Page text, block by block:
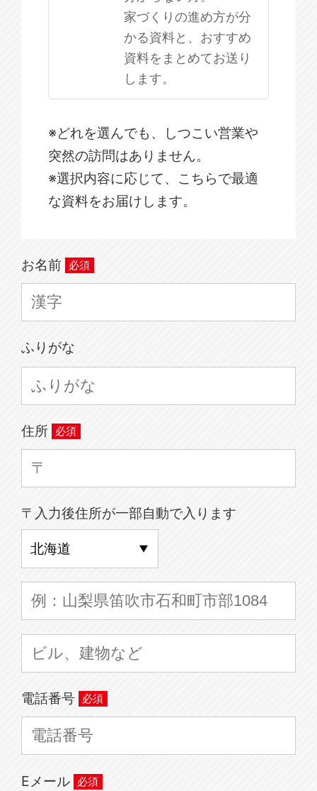
家づくりの進め方が分
かる資料と、おすすめ
資料をまとめてお送り
します。
※どれを選んでも、しつこい営業や
突然の訪問はありません。
※選択内容に応じて、こちらで最適
な資料をお届けします。
お名前
ふりがな
住所
〒入力後住所が一部自動で入ります
電話番号
Eメール